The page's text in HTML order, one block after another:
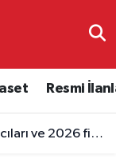
Resmi
ve 2026 fiyatları